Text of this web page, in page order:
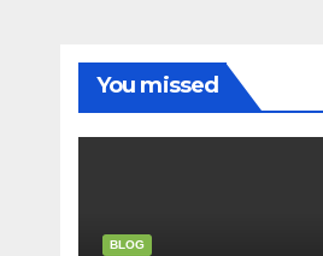
You missed
BLOG